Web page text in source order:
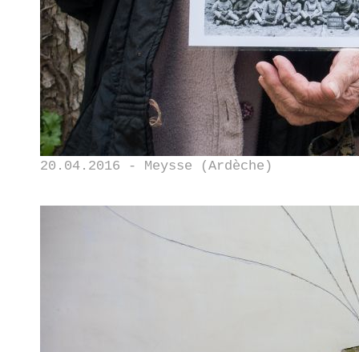
20.04.2016 - Meysse (Ardèche)